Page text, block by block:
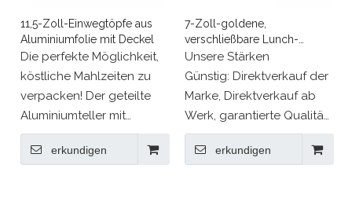
11,5-Zoll-Einwegtöpfe aus
Aluminiumfolie mit Deckel
Die perfekte Möglichkeit,
köstliche Mahlzeiten zu
verpacken! Der geteilte
Aluminiumteller mit
Deckel ermöglicht die
einfache Entnahme von
erkundigen
7-Zoll-goldene,
verschließbare Lunch-
Pfanne zum Mitnehmen,
versiegelter Folienteller
Unsere Stärken
Günstig: Direktverkauf der
Marke, Direktverkauf ab
Werk, garantierte Qualität
und Preis.
Wunderschön:
erkundigen